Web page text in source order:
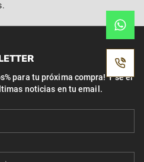
para tu próxima compra! Y se el
noticias en tu email.